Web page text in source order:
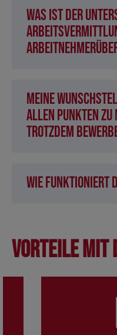
Was ist der
Meine
allen Punkten zu
trotzdem
Wie funktioniert
Vorteile mit